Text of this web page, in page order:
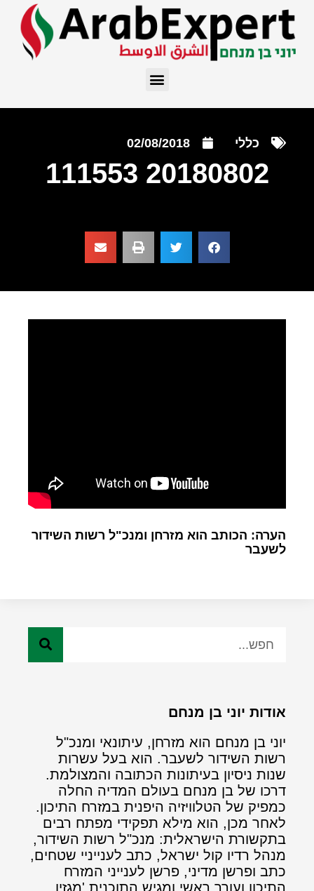
כללי 02/08/2018
20180802 111553
הערה: הכותב הוא מזרחן ומנכ"ל רשות השידור
לשעבר
אודות יוני בן מנחם
יוני בן מנחם הוא מזרחן, עיתונאי ומנכ"ל
רשות השידור לשעבר. הוא בעל עשרות
שנות ניסיון בעיתונות הכתובה והמצולמת.
דרכו של בן מנחם בעולם המדיה החלה
כמפיק של הטלוויזיה היפנית במזרח התיכון.
לאחר מכן, הוא מילא תפקידי מפתח רבים
בתקשורת הישראלית: מנכ"ל רשות השידור,
מנהל רדיו קול ישראל, כתב לענייניי שטחים,
כתב ופרשן מדיני, פרשן לענייני המזרח
התיכון ועורך ראשי ומגיש התוכנית 'מגזין